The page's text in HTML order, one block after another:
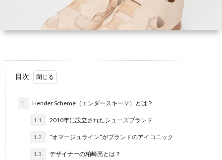
目次
1. Hender Scheme（エンダースキーマ）とは？
1.1. 2010年に設立されたシューズブランド
1.2. ”オマージュライン”がブランドのアイコニック
1.3. デザイナーの柏崎亮とは？